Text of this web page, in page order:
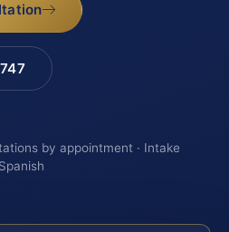
by appointment · Intake